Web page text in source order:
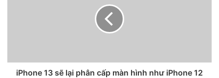
iPhone 13 sẽ lại phân cấp màn hình như iPhone 12